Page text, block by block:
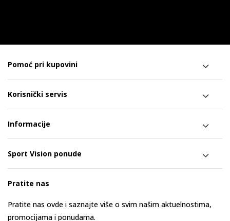
Pomoć pri kupovini
Korisnički servis
Informacije
Sport Vision ponude
Pratite nas
Pratite nas ovde i saznajte više o svim našim aktuelnostima,
promocijama i ponudama.